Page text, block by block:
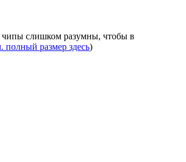
чипы слишком разумны, чтобы в
полный размер здесь)